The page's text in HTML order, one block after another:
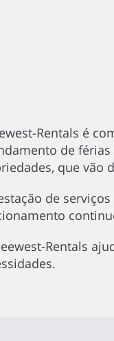
Rentals é
de
que vão
de
Rentals